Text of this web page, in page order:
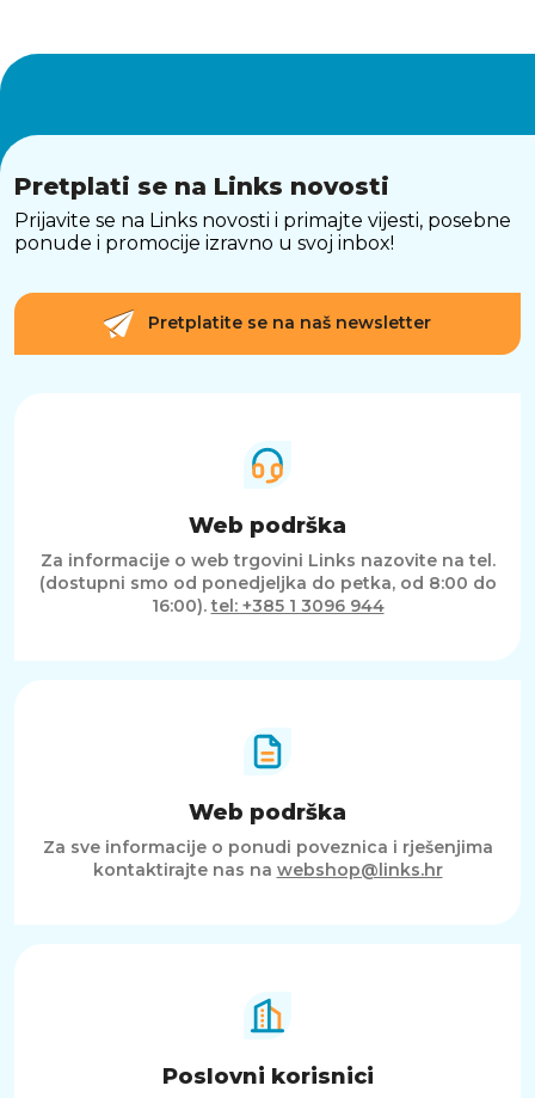
Pretplati se na Links novosti
Prijavite se na Links novosti i primajte vijesti, posebne
ponude i promocije izravno u svoj inbox!
Pretplatite se na naš newsletter
Web podrška
Za informacije o web trgovini Links nazovite na tel.
(dostupni smo od ponedjeljka do petka, od 8:00 do
16:00).tel: +385 1 3096 944
Web podrška
Za sve informacije o ponudi poveznica i rješenjima
kontaktirajte nas na webshop@links.hr
Poslovni korisnici